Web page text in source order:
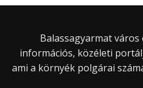
Balassagyarmat
információs, közéleti
ami a környék polgárai